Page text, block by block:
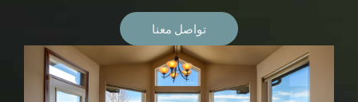
تواصل معنا